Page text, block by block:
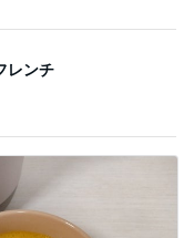
レンチ